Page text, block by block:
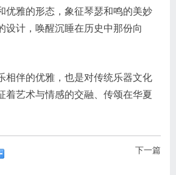
优雅的形态，象征琴瑟和鸣的美妙
设计，唤醒沉睡在历史中那份向
相伴的优雅，也是对传统乐器文化
着艺术与情感的交融、传颂在华夏
下一篇